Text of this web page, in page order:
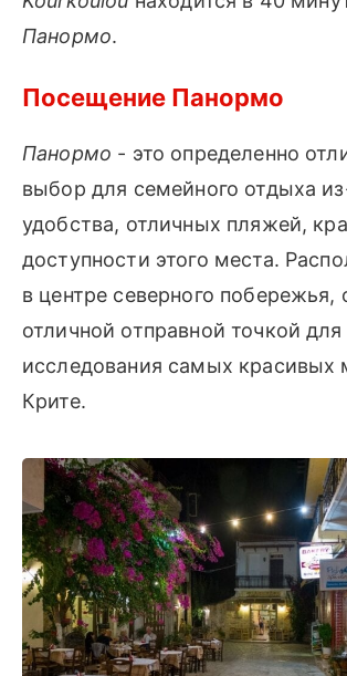
Панормо.
Посещение Панормо
Панормо - это определенно
выбор для семейного отдыха
удобства, отличных пляжей,
доступности этого места.
в центре северного побережья,
отличной отправной точкой для
исследования самых красивых
Крите.